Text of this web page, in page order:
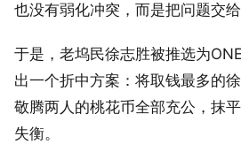
也没有弱化冲突，而是把问题交给
于是，老坞民徐志胜被推选为
出一个折中方案：将取钱最多的
敬腾两人的桃花币全部充公，抹
失衡。